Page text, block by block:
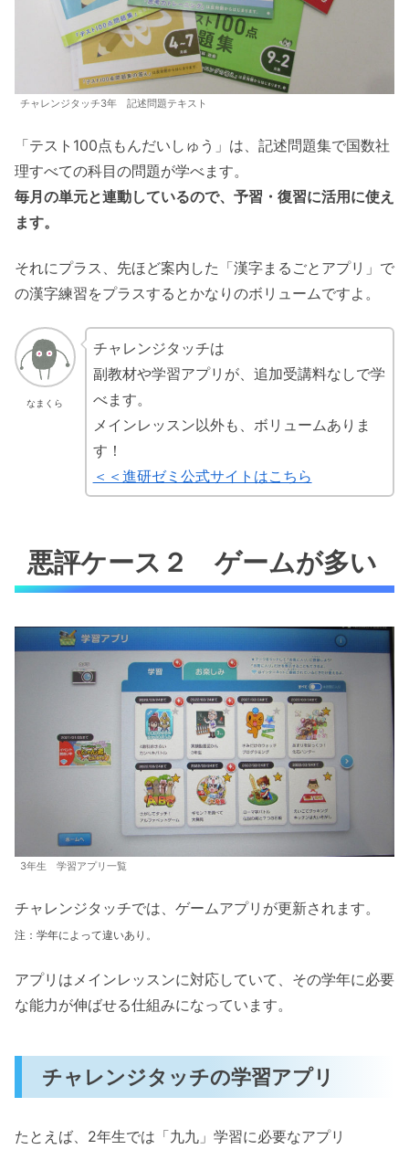
チャレンジタッチ3年 記述問題テキスト
「テスト100点もんだいしゅう」は、記述問題集で国数社
理すべての科目の問題が学べます。
毎月の単元と連動しているので、予習・復習に活用に使え
ます。
それにプラス、先ほど案内した「漢字まるごとアプリ」で
の漢字練習をプラスするとかなりのボリュームですよ。
なまくら
チャレンジタッチは
副教材や学習アプリが、追加受講料なしで学
べます。
メインレッスン以外も、ボリュームありま
す！
＜＜進研ゼミ公式サイトはこちら
悪評ケース２ ゲームが多い
3年生 学習アプリ一覧
チャレンジタッチでは、ゲームアプリが更新されます。
注：学年によって違いあり。
アプリはメインレッスンに対応していて、その学年に必要
な能力が伸ばせる仕組みになっています。
チャレンジタッチの学習アプリ
たとえば、2年生では「九九」学習に必要なアプリ